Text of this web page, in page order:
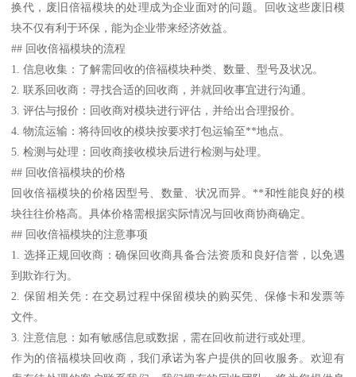
换代，废旧倍福模块的处理成为企业面对的问题。回收这些废旧模
块不仅有利于环保，能为企业带来经济效益。
## 回收倍福模块的流程
1. 信息收集：了解需回收的倍福模块种类、数量、型号及状况。
2. 联系回收商：寻找合适的回收商，并就回收事宜进行沟通。
3. 评估与报价：回收商对模块进行评估，并给出合理报价。
4. 物流运输：将待回收的模块按要求打包运输至**地点。
5. 检测与处理：回收商接收模块后进行检测与处理。
## 回收倍福模块的价格
回收倍福模块的价格因型号、数量、状况而异。**和性能良好的模
块往往价格高。具体价格需根据实际情况与回收商协商确定。
## 回收倍福模块的注意事项
1. 选择正规回收商：确保回收商具备合法资质和良好信誉，以免遇
到欺诈行为。
2. 保留相关凭：在交易过程中保留模块的购买凭、保修卡和发票等
文件。
3. 注意信息：如有敏感信息或数据，需在回收前进行或处理。
作为的倍福模块回收商，我们承诺为客户提供的回收服务。欢迎有